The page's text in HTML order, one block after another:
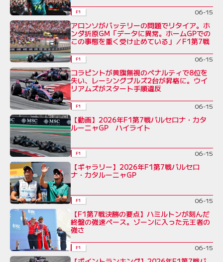
F1 06-15
アロンソがバッテリーの問題でリタイア。ホ
ンダ折原GM「データに異常。ホームGPでの
この事態を重く受け止めている」／F1第7戦
F1 06-15
コラピントが黄旗無視のペナルティで8位を
失い、レーシングブルズ2台が昇格に。ウイ
リアムズがスタート手順違反
F1 06-15
【動画】2026年F1第7戦バルセロナ・カタ
ルーニャGP ハイライト
F1 06-15
【ギャラリー】2026年F1第7戦バルセロ
ナ・カタルーニャGP
F1 06-15
【F1第7戦決勝の要点】ハミルトンが刻んだ
終盤の強速ペース。ゾーンに入った元王者の
強さ
F1 06-15